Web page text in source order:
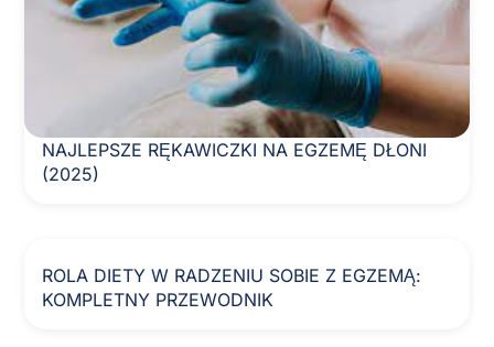
NAJLEPSZE RĘKAWICZKI NA EGZEMĘ DŁONI
(2025)
ROLA DIETY W RADZENIU SOBIE Z EGZEMĄ:
KOMPLETNY PRZEWODNIK